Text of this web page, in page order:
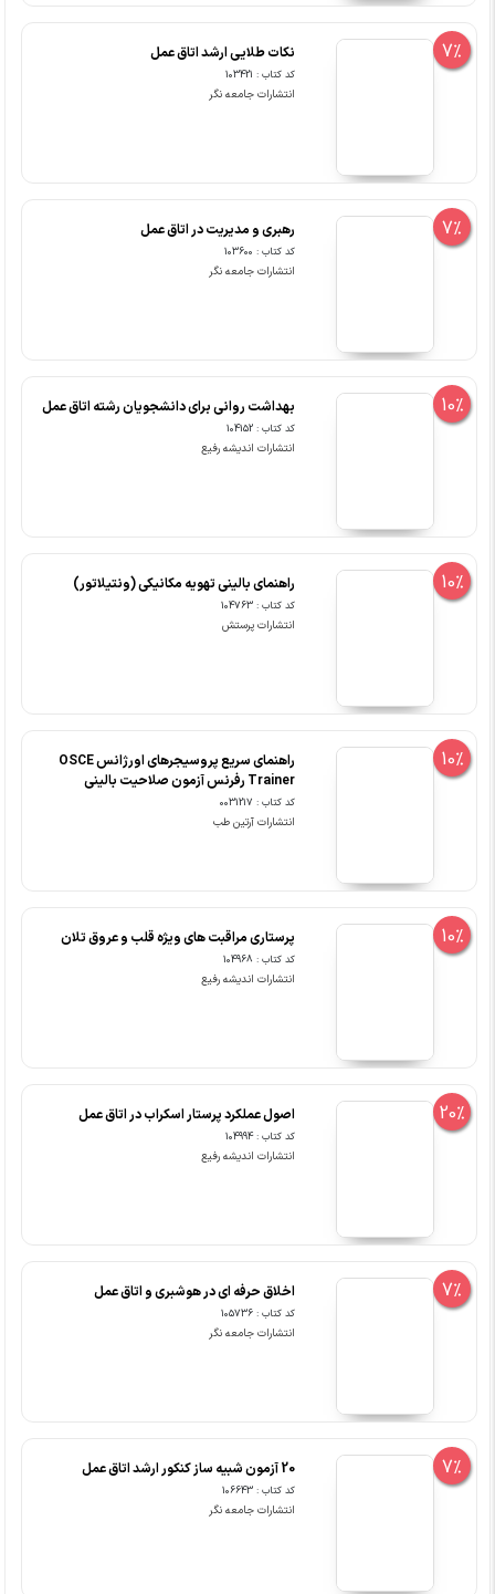
7% نکات طلایی ارشد اتاق عمل
کد کتاب : 103421
انتشارات جامعه نگر
7% رهبری و مدیریت در اتاق عمل
کد کتاب : 103600
انتشارات جامعه نگر
10% بهداشت روانی برای دانشجویان رشته اتاق عمل
کد کتاب : 104152
انتشارات اندیشه رفیع
10% راهنمای بالینی تهویه مکانیکی (ونتیلاتور)
کد کتاب : 104763
انتشارات پرستش
10%
راهنمای سریع پروسیجرهای اورژانس OSCE
Trainer رفرنس آزمون صلاحیت بالینی
کد کتاب : 0031217
انتشارات آرتین طب
10% پرستاری مراقبت های ویژه قلب و عروق تلان
کد کتاب : 104968
انتشارات اندیشه رفیع
20% اصول عملکرد پرستار اسکراب در اتاق عمل
کد کتاب : 104994
انتشارات اندیشه رفیع
7% اخلاق حرفه ای در هوشبری و اتاق عمل
کد کتاب : 105736
انتشارات جامعه نگر
7% 20 آزمون شبیه ساز کنکور ارشد اتاق عمل
کد کتاب : 106643
انتشارات جامعه نگر